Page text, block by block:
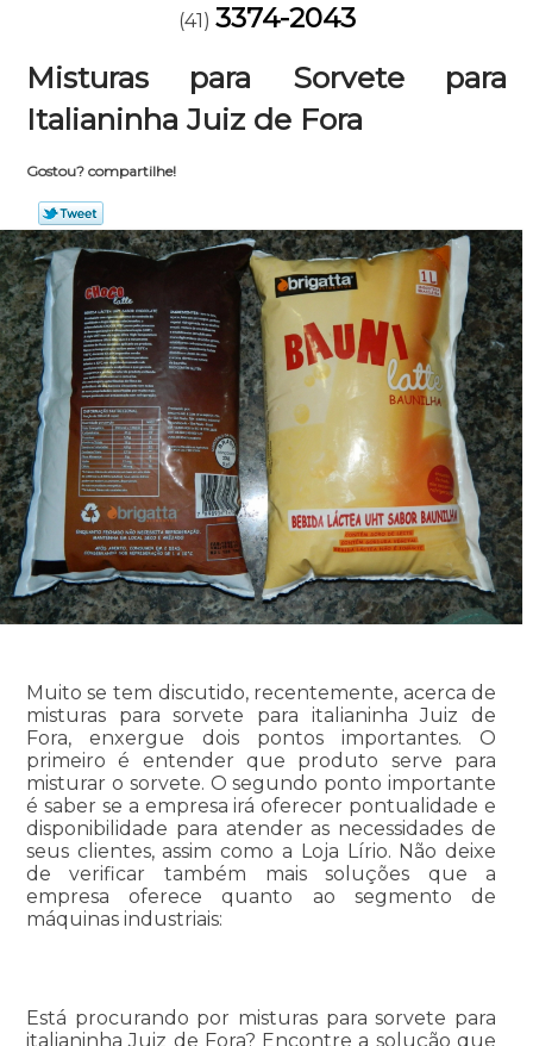
(41) 3374-2043
Misturas para Sorvete para
Italianinha Juiz de Fora
Gostou? compartilhe!
Muito se tem discutido, recentemente, acerca de
misturas para sorvete para italianinha Juiz de
Fora, enxergue dois pontos importantes. O
primeiro é entender que produto serve para
misturar o sorvete. O segundo ponto importante
é saber se a empresa irá oferecer pontualidade e
disponibilidade para atender as necessidades de
seus clientes, assim como a Loja Lírio. Não deixe
de verificar também mais soluções que a
empresa oferece quanto ao segmento de
máquinas industriais:
Está procurando por misturas para sorvete para
italianinha Juiz de Fora? Encontre a solução que